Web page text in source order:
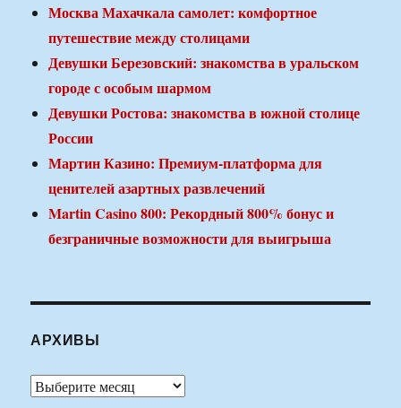
Москва Махачкала самолет: комфортное
путешествие между столицами
Девушки Березовский: знакомства в уральском
городе с особым шармом
Девушки Ростова: знакомства в южной столице
России
Мартин Казино: Премиум-платформа для
ценителей азартных развлечений
Martin Casino 800: Рекордный 800% бонус и
безграничные возможности для выигрыша
АРХИВЫ
Архивы